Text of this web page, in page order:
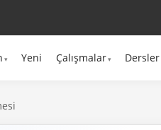
Yeni Çalışmalar Dersler